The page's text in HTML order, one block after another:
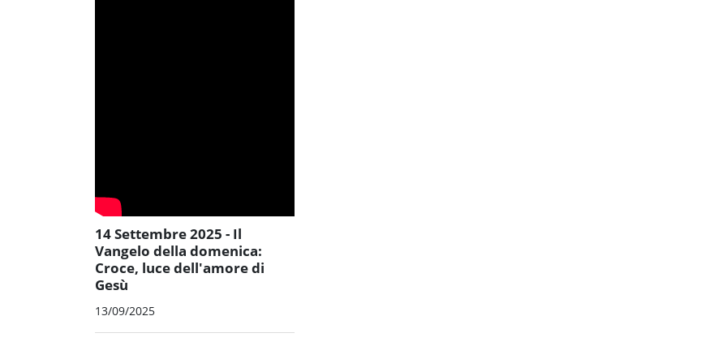
14 Settembre 2025 - Il
Vangelo della domenica:
Croce, luce dell'amore di
Gesù
13/09/2025